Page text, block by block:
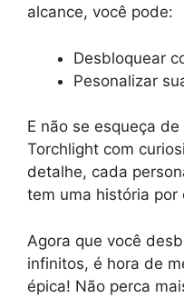
alcance, você pode:
Desbloquear
Pesonalizar
E não se esqueça
Torchlight com
detalhe, cada
tem uma história por
Agora que você
infinitos, é hora de
épica! Não perca